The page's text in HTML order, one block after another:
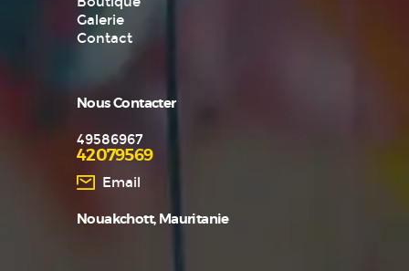
Galerie
Contact
Nous Contacter
49586967
42079569
Email
Nouakchott, Mauritanie